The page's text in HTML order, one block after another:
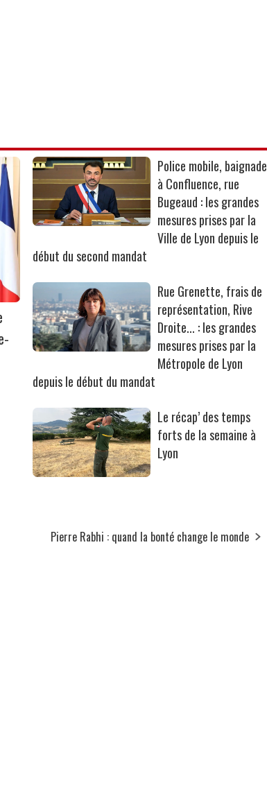
Police mobile, baignade
à Confluence, rue
Bugeaud : les grandes
mesures prises par la
Ville de Lyon depuis le
début du second mandat
Rue Grenette, frais de
représentation, Rive
Droite... : les grandes
mesures prises par la
Métropole de Lyon
depuis le début du mandat
Le récap’ des temps
forts de la semaine à
Lyon
Pierre Rabhi : quand la bonté change le monde